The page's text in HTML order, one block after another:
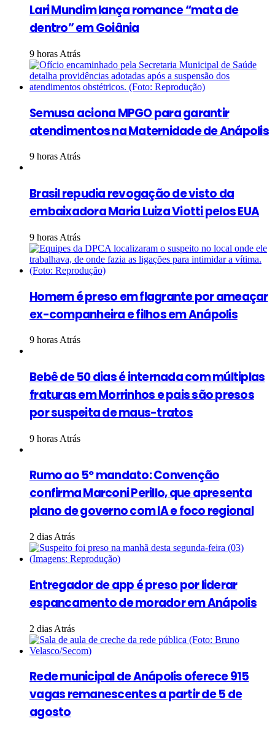
Lari Mundim lança romance “mata de
dentro” em Goiânia
9 horas Atrás
Semusa aciona MPGO para garantir
atendimentos na Maternidade de Anápolis
9 horas Atrás
Brasil repudia revogação de visto da
embaixadora Maria Luiza Viotti pelos EUA
9 horas Atrás
Homem é preso em flagrante por ameaçar
ex-companheira e filhos em Anápolis
9 horas Atrás
Bebê de 50 dias é internada com múltiplas
fraturas em Morrinhos e pais são presos
por suspeita de maus-tratos
9 horas Atrás
Rumo ao 5º mandato: Convenção
confirma Marconi Perillo, que apresenta
plano de governo com IA e foco regional
2 dias Atrás
Entregador de app é preso por liderar
espancamento de morador em Anápolis
2 dias Atrás
Rede municipal de Anápolis oferece 915
vagas remanescentes a partir de 5 de
agosto